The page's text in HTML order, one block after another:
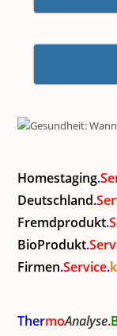
Homestaging.
Deutschland.
Fremdprodukt.
BioProdukt.
Firmen.Service.
ThermoAnalyse.